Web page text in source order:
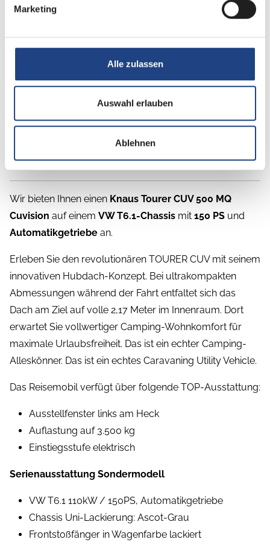
Marketing
Alle zulassen
Auswahl erlauben
Ablehnen
Terminvereinbarung möglich. Bitte beachten Sie,
Das genaue Erstzulassungsdatum wird erst nach
UVP des Herstellers: 100.029,- 
Wir bieten Ihnen einen Knaus Tourer CUV 500 MQ
Cuvision auf einem VW T6.1-Chassis mit 150 PS und
Automatikgetriebe an.
Erleben Sie den revolutionären TOURER CUV mit seinem
innovativen Hubdach-Konzept. Bei ultrakompakten
Abmessungen während der Fahrt entfaltet sich das
Dach am Ziel auf volle 2,17 Meter im Innenraum. Dort
erwartet Sie vollwertiger Camping-Wohnkomfort für
maximale Urlaubsfreiheit. Das ist ein echter Camping-
Alleskönner. Das ist ein echtes Caravaning Utility Vehicle.
Das Reisemobil verfügt über folgende TOP-Ausstattung:
Ausstellfenster links am Heck
Auflastung auf 3.500 kg
Einstiegsstufe elektrisch
Serienausstattung Sondermodell
VW T6.1 110kW / 150PS, Automatikgetriebe
Chassis Uni-Lackierung: Ascot-Grau
Frontstoßfänger in Wagenfarbe lackiert